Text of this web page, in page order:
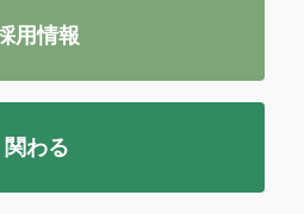
用情報
関わる